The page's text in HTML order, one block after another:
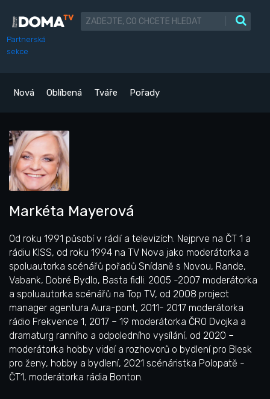
Partnerská
sekce
Nová Oblíbená Tváře Pořady
Markéta Mayerová
Od roku 1991 působí v rádií a televizích. Nejprve na ČT 1 a
rádiu KISS, od roku 1994 na TV Nova jako moderátorka a
spoluautorka scénářů pořadů Snídaně s Novou, Rande,
Vabank, Dobré Bydlo, Basta fidli. 2005 -2007 moderátorka
a spoluautorka scénářů na Top TV, od 2008 project
manager agentura Aura-pont, 2011- 2017 moderátorka
rádio Frekvence 1, 2017 – 19 moderátorka ČRO Dvojka a
dramaturg ranního a odpoledního vysílání, od 2020 –
moderátorka hobby videí a rozhovorů o bydlení pro Blesk
pro ženy, hobby a bydlení, 2021 scénáristka Polopatě -
ČT1, moderátorka rádia Bonton.